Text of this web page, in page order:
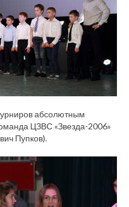
абсолютным
ЦЗВС «Звезда-2006»
Пупков).